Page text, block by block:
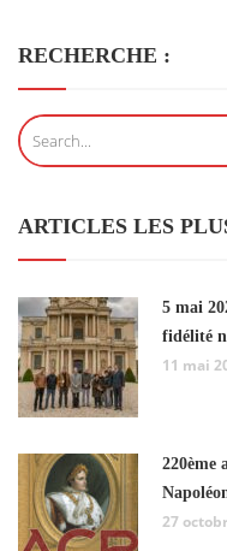
RECHERCHE :
ARTICLES LES
5 mai
fidélité
11 mai
220ème
27